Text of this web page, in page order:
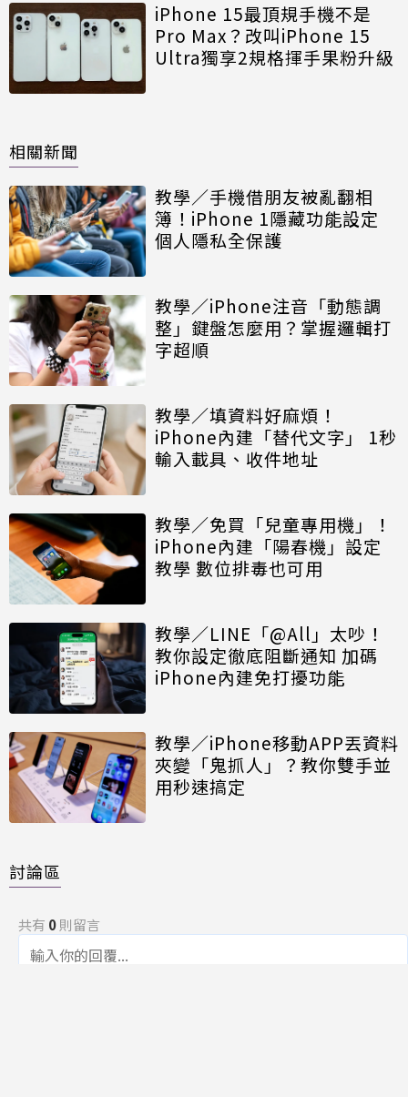
iPhone 15最頂規手機不是
Pro Max？改叫iPhone 15
Ultra獨享2規格揮手果粉升級
相關新聞
教學／手機借朋友被亂翻相
簿！iPhone 1隱藏功能設定
個人隱私全保護
教學／iPhone注音「動態調
整」鍵盤怎麼用？掌握邏輯打
字超順
教學／填資料好麻煩！
iPhone內建「替代文字」 1秒
輸入載具、收件地址
教學／免買「兒童專用機」！
iPhone內建「陽春機」設定
教學 數位排毒也可用
教學／LINE「@All」太吵！
教你設定徹底阻斷通知 加碼
iPhone內建免打擾功能
教學／iPhone移動APP丟資料
夾變「鬼抓人」？教你雙手並
用秒速搞定
討論區
共有 0則留言